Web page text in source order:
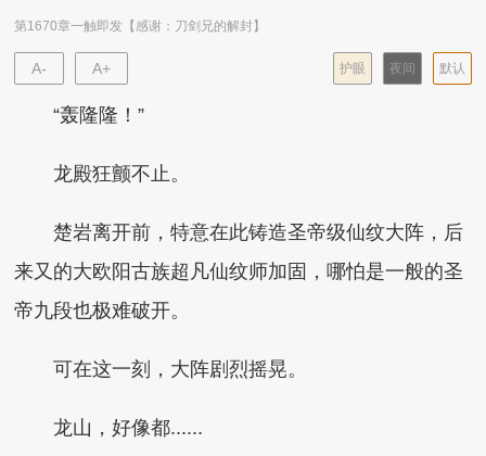
第1670章一触即发【感谢：刀剑兄的解封】
A- A+ 默认
夜间
护眼
“轰隆隆！”
龙殿狂颤不止。
楚岩离开前，特意在此铸造圣帝级仙纹大阵，后
来又的大欧阳古族超凡仙纹师加固，哪怕是一般的圣
帝九段也极难破开。
可在这一刻，大阵剧烈摇晃。
龙山，好像都......